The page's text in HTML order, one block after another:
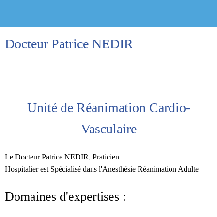
Docteur Patrice NEDIR
Unité de Réanimation Cardio-
Vasculaire
Le Docteur Patrice NEDIR, Praticien
Hospitalier est Spécialisé dans l'Anesthésie Réanimation Adulte
Domaines d'expertises :